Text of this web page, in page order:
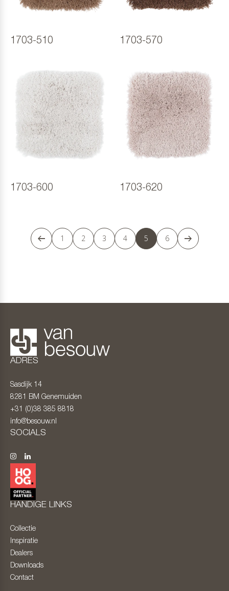
1703-510 1703-570
1703-600 1703-620
1 2 3 4 5 6
ADRES
Sasdijk 14
8281 BM Genemuiden
+31 (0)38 385 8818
info@besouw.nl
SOCIALS
HANDIGE LINKS
Collectie
Inspiratie
Dealers
Downloads
Contact